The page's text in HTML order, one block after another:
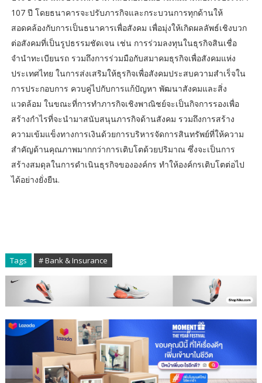
107 ปี โดยธนาคารจะปรับภารกิจและกระบวนการทุกด้านให้
สอดคล้องกับการเป็นธนาคารเพื่อสังคม เพื่อมุ่งให้เกิดผลลัพธ์เชิงบวก
ต่อสังคมที่เป็นรูปธรรมชัดเจน เช่น การร่วมลงทุนในธุรกิจสินเชื่อ
จำนำทะเบียนรถ รวมถึงการร่วมมือกับสมาคมธุรกิจเพื่อสังคมแห่ง
ประเทศไทย ในการส่งเสริมให้ธุรกิจเพื่อสังคมประสบความสำเร็จใน
การประกอบการ ควบคู่ไปกับการแก้ปัญหา พัฒนาสังคมและสิ่ง
แวดล้อม ในขณะที่การทำภารกิจเชิงพาณิชย์จะเป็นกิจการรองเพื่อ
สร้างกำไรที่จะนำมาสนับสนุนภารกิจด้านสังคม รวมถึงการสร้าง
ความเข้มแข็งทางการเงินด้วยการบริหารจัดการสินทรัพย์ที่ให้ความ
สำคัญด้านคุณภาพมากกว่าการเติบโตด้วยปริมาณ ซึ่งจะเป็นการ
สร้างสมดุลในการดำเนินธุรกิจขององค์กร ทำให้องค์กรเติบโตต่อไป
ได้อย่างยั่งยืน.
Tags # Bank & Insurance